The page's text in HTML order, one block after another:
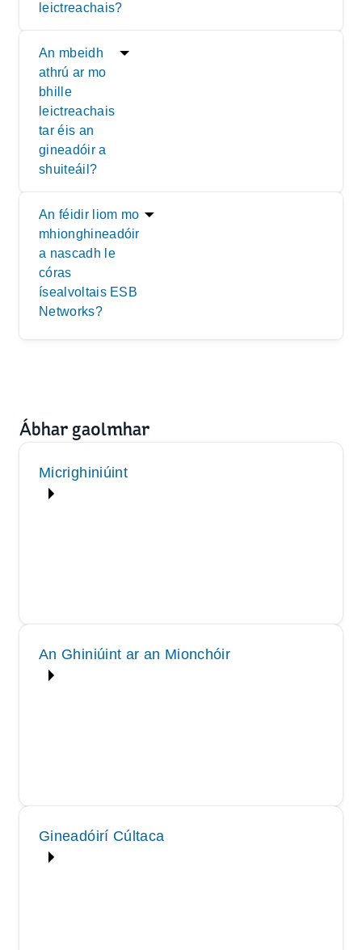
leictreachais?
An mbeidh
athrú ar mo
bhille
leictreachais
tar éis an
gineadóir a
shuiteáil?
An féidir liom mo
mhionghineadóir
a nascadh le
córas
ísealvoltais ESB
Networks?
Ábhar gaolmhar
Micrighiniúint
An Ghiniúint ar an Mionchóir
Gineadóirí Cúltaca